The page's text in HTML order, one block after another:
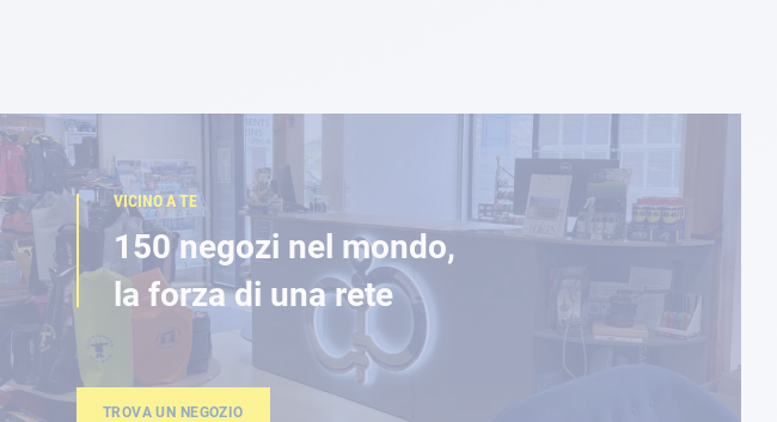
VICINO A TE
150 negozi nel mondo,
la forza di una rete
TROVA UN NEGOZIO